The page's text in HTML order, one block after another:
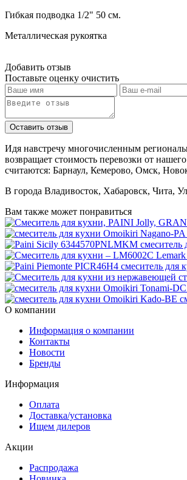
Гибкая подводка 1/2" 50 см.
Металлическая рукоятка
Добавить отзыв
Поставьте оценку очистить
Идя навстречу многочисленным
возвращает стоимость перевозки от
считаются: Барнаул, Кемерово, Омск,
В города Владивосток, Хабаровск, Чита,
Вам также может понравиться
О компании
Информация о компании
Контакты
Новости
Бренды
Информация
Оплата
Доставка/установка
Ищем дилеров
Акции
Распродажа